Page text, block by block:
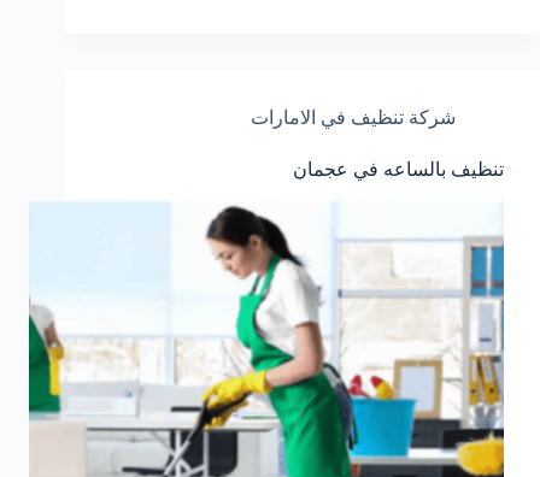
شركة تنظيف في الامارات
تنظيف بالساعه في عجمان